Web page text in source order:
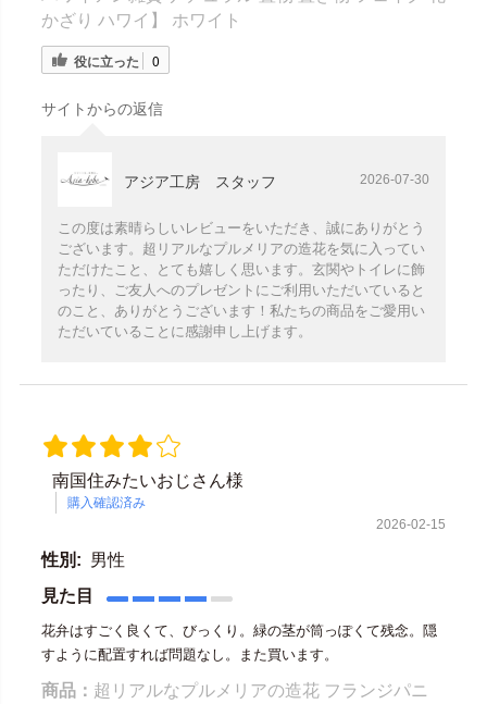
かざり ハワイ】 ホワイト
役に立った 0
サイトからの返信
アジア工房 スタッフ 2026-07-30
この度は素晴らしいレビューをいただき、誠にありがとう
ございます。超リアルなプルメリアの造花を気に入ってい
ただけたこと、とても嬉しく思います。玄関やトイレに飾
ったり、ご友人へのプレゼントにご利用いただいていると
のこと、ありがとうございます！私たちの商品をご愛用い
ただいていることに感謝申し上げます。
南国住みたいおじさん様
購入確認済み
2026-02-15
性別: 男性
見た目
花弁はすごく良くて、びっくり。緑の茎が筒っぽくて残念。隠
すように配置すれば問題なし。また買います。
商品： 超リアルなプルメリアの造花 フランジパニ